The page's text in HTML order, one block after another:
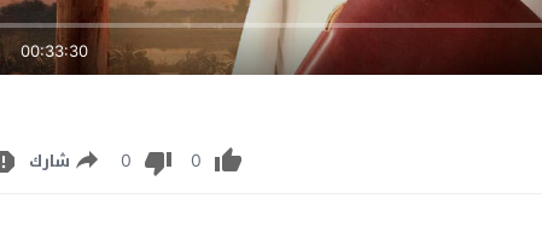
00:33:30
0
0 شارك